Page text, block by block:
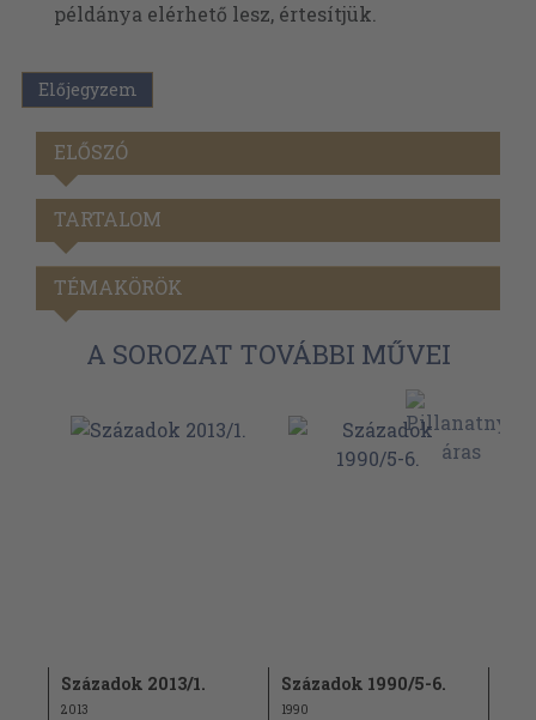
példánya elérhető lesz, értesítjük.
Előjegyzem
ELŐSZÓ
TARTALOM
TÉMAKÖRÖK
A SOROZAT TOVÁBBI MŰVEI
Századok 2013/1.
2013
Századok 1990/5-6.
1990